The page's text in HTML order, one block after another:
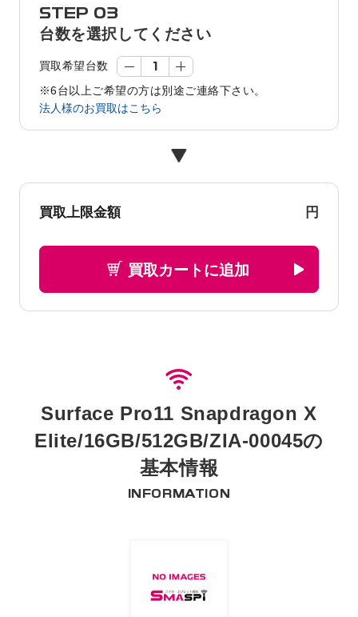
STEP 03
台数を選択してください
買取希望台数
※6台以上ご希望の方は別途ご連絡下さい。
法人様のお買取はこちら
買取上限金額 円
買取カートに追加
Surface Pro11 Snapdragon X
Elite/16GB/512GB/ZIA-00045の
基本情報
INFORMATION